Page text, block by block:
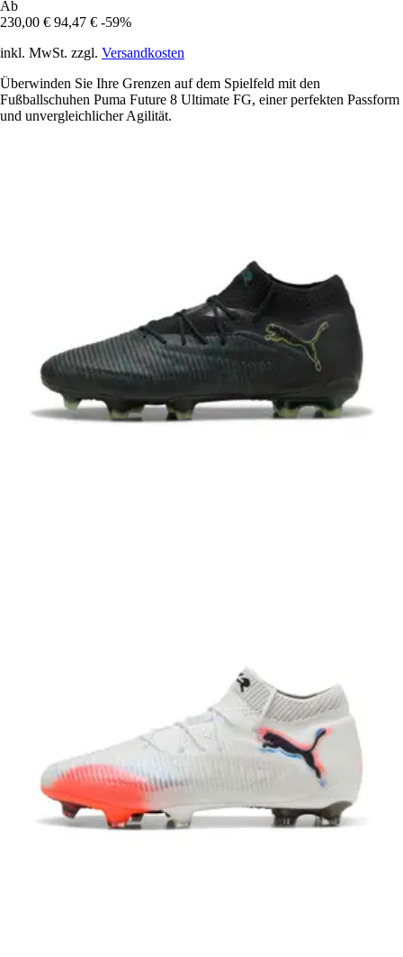
Ab
230,00 € 94,47 € -59%
inkl. MwSt. zzgl. Versandkosten
Überwinden Sie Ihre Grenzen auf dem Spielfeld mit den
Fußballschuhen Puma Future 8 Ultimate FG, einer perfekten Passform
und unvergleichlicher Agilität.